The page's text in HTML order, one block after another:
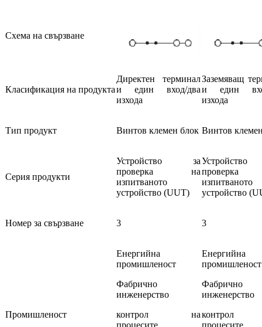
Схема на свързване
Класификация на продукта
Директен терминал
и един вход/два
изхода
Заземяващ
и един
изхода
Тип продукт Винтов клемен блок Винтов
Серия продукти
Устройство за
проверка на
изпитваното
устройство (UUT)
изпитваното
устройство
Номер за свързване 3 3
Промишленост
Енергийна
промишленост
Фабрично
инженерство
контрол на
Енергийна
промишленост
Фабрично
инженерство